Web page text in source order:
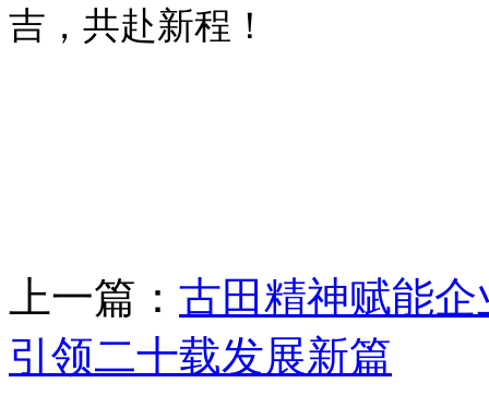
吉，共赴新程！
上一篇： 古田精神赋能
引领二十载发展新篇